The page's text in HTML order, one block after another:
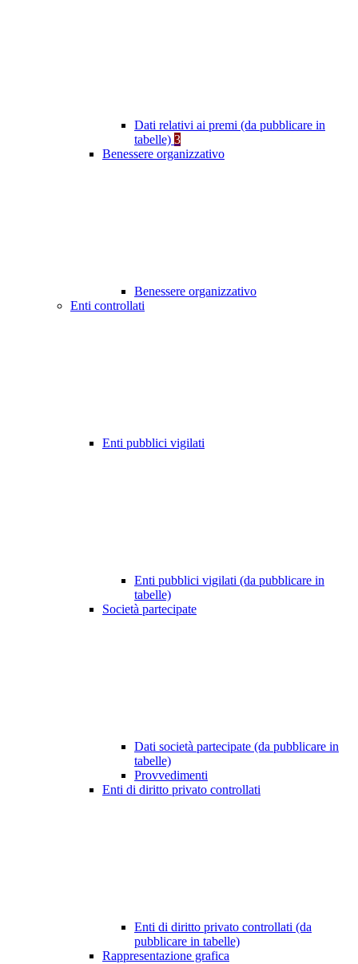
Dati relativi ai premi (da pubblicare in
tabelle) 3
Benessere organizzativo
Benessere organizzativo
Enti controllati
Enti pubblici vigilati
Enti pubblici vigilati (da pubblicare in
tabelle)
Società partecipate
Dati società partecipate (da pubblicare in
tabelle)
Provvedimenti
Enti di diritto privato controllati
Enti di diritto privato controllati (da
pubblicare in tabelle)
Rappresentazione grafica